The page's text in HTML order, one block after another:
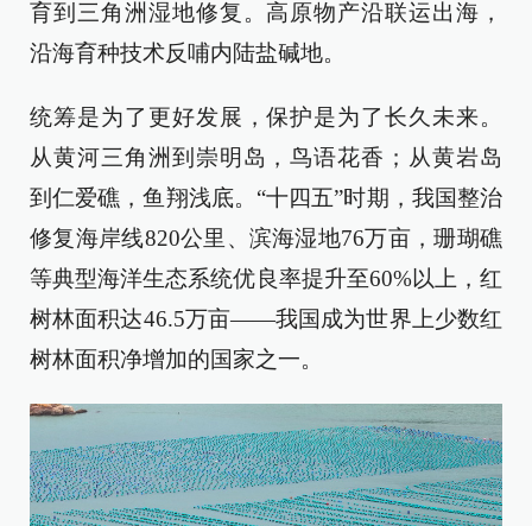
育到三角洲湿地修复。高原物产沿联运出海，
沿海育种技术反哺内陆盐碱地。
统筹是为了更好发展，保护是为了长久未来。
从黄河三角洲到崇明岛，鸟语花香；从黄岩岛
到仁爱礁，鱼翔浅底。“十四五”时期，我国整治
修复海岸线820公里、滨海湿地76万亩，珊瑚礁
等典型海洋生态系统优良率提升至60%以上，红
树林面积达46.5万亩——我国成为世界上少数红
树林面积净增加的国家之一。